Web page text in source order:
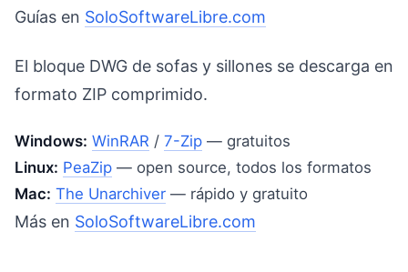
Guías en SoloSoftwareLibre.com
El bloque DWG de sofas y sillones se descarga en
formato ZIP comprimido.
Windows: WinRAR / 7-Zip — gratuitos
Linux: PeaZip — open source, todos los formatos
Mac: The Unarchiver — rápido y gratuito
Más en SoloSoftwareLibre.com